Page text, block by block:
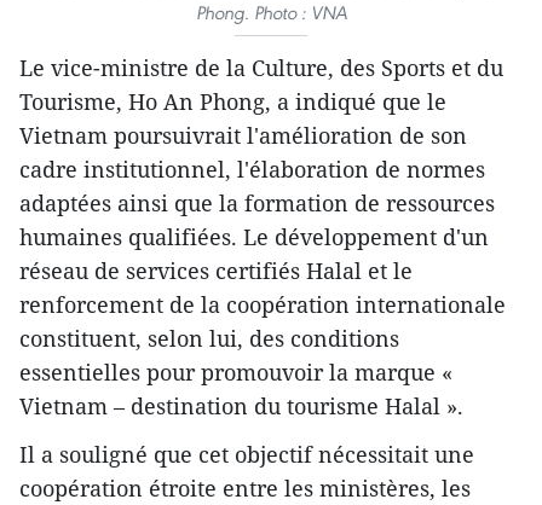
Phong. Photo : VNA
Le vice-ministre de la Culture, des Sports et du
Tourisme, Ho An Phong, a indiqué que le
Vietnam poursuivrait l'amélioration de son
cadre institutionnel, l'élaboration de normes
adaptées ainsi que la formation de ressources
humaines qualifiées. Le développement d'un
réseau de services certifiés Halal et le
renforcement de la coopération internationale
constituent, selon lui, des conditions
essentielles pour promouvoir la marque «
Vietnam – destination du tourisme Halal ».
Il a souligné que cet objectif nécessitait une
coopération étroite entre les ministères, les